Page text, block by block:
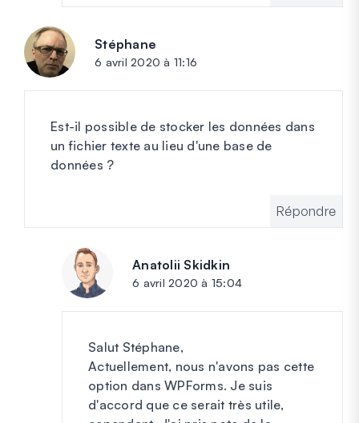
Stéphane
6 avril 2020 à 11:16
Est-il possible de stocker les données dans
un fichier texte au lieu d'une base de
données ?
Répondre
Anatolii Skidkin
6 avril 2020 à 15:04
Salut Stéphane,
Actuellement, nous n'avons pas cette
option dans WPForms. Je suis
d'accord que ce serait très utile,